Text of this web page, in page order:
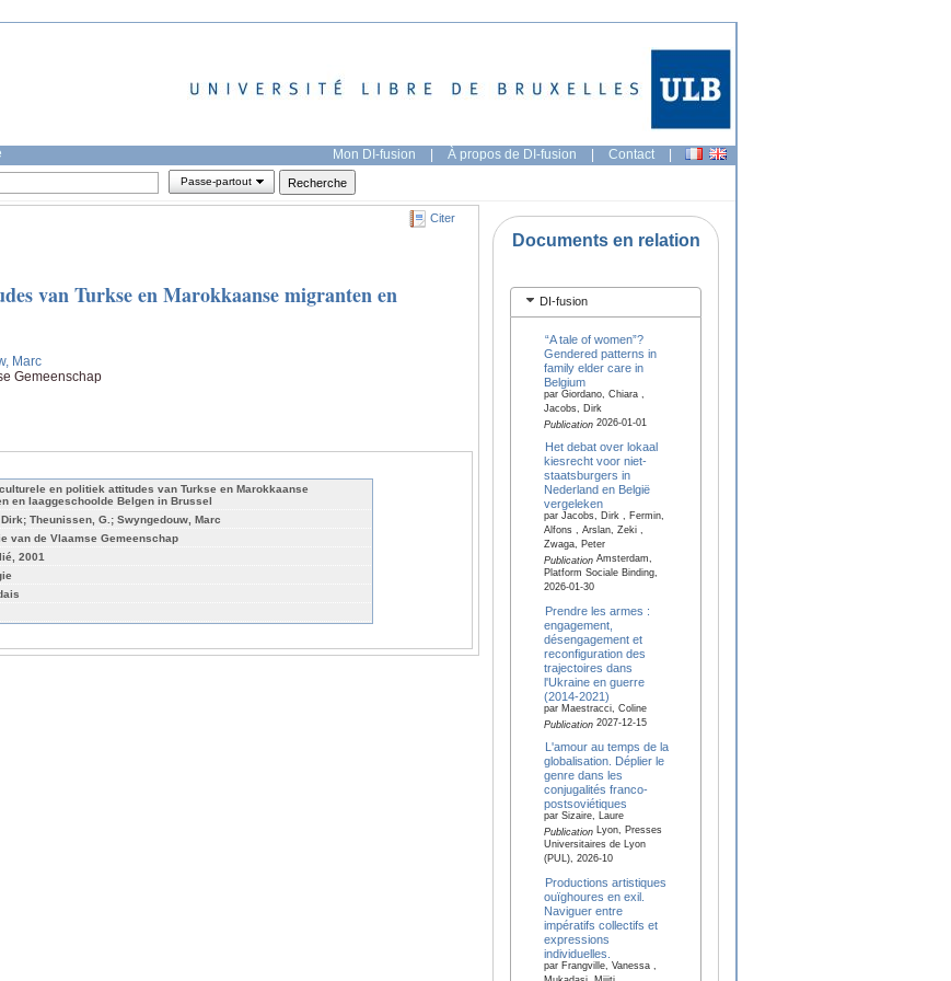
Mon DI-fusion | À propos de DI-fusion | Contact |
Passe-partout
Citer
van Turkse en Marokkaanse migranten en
Marc
Gemeenschap
en politiek attitudes van Turkse en Marokkaanse
en laaggeschoolde Belgen in Brussel
Theunissen, G.; Swyngedouw, Marc
van de Vlaamse Gemeenschap
2001
Documents en relation
DI-fusion
“A tale of women”?
Gendered patterns in
family elder care in
Belgium
par Giordano, Chiara ,
Jacobs, Dirk
Publication2026-01-01
Het debat over lokaal
kiesrecht voor niet-
staatsburgers in
Nederland en België
vergeleken
par Jacobs, Dirk , Fermin,
Alfons , Arslan, Zeki ,
Zwaga, Peter
PublicationAmsterdam,
Platform Sociale Binding,
2026-01-30
Prendre les armes :
engagement,
désengagement et
reconfiguration des
trajectoires dans
l'Ukraine en guerre
(2014-2021)
par Maestracci, Coline
Publication2027-12-15
L'amour au temps de la
globalisation. Déplier le
genre dans les
conjugalités franco-
postsoviétiques
par Sizaire, Laure
PublicationLyon, Presses
Universitaires de Lyon
(PUL), 2026-10
Productions artistiques
ouïghoures en exil.
Naviguer entre
impératifs collectifs et
expressions
individuelles.
par Frangville, Vanessa ,